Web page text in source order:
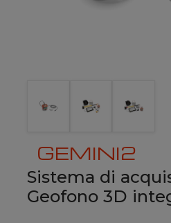
GEMINI2
Sistema di
Geofono 3D